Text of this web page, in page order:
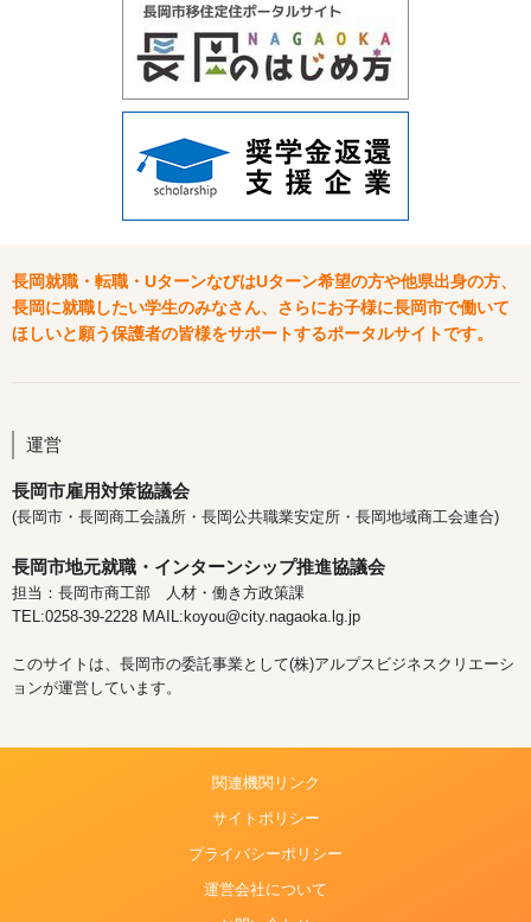
長岡就職・転職・UターンなびはUターン希望の方や他県出身の方、
長岡に就職したい学生のみなさん、さらにお子様に長岡市で働いて
ほしいと願う保護者の皆様をサポートするポータルサイトです。
運営
長岡市雇用対策協議会
(長岡市・長岡商工会議所・長岡公共職業安定所・長岡地域商工会連合)
長岡市地元就職・インターンシップ推進協議会
担当：長岡市商工部 人材・働き方政策課
TEL:0258-39-2228 MAIL:koyou@city.nagaoka.lg.jp
このサイトは、長岡市の委託事業として(株)アルプスビジネスクリエーシ
ョンが運営しています。
関連機関リンク
サイトポリシー
プライバシーポリシー
運営会社について